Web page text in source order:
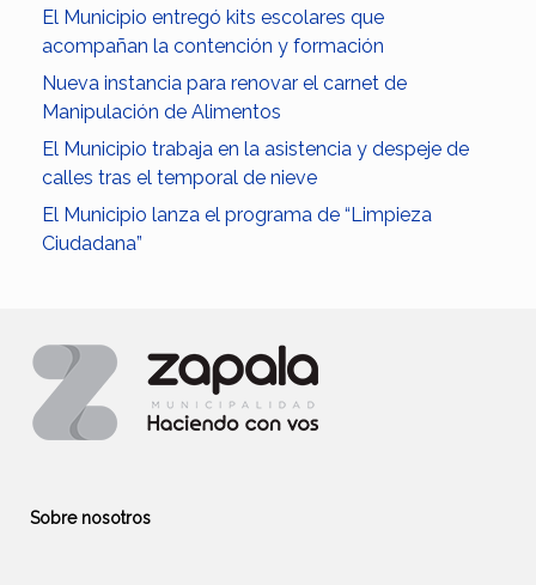
El Municipio entregó kits escolares que
acompañan la contención y formación
Nueva instancia para renovar el carnet de
Manipulación de Alimentos
El Municipio trabaja en la asistencia y despeje de
calles tras el temporal de nieve
El Municipio lanza el programa de “Limpieza
Ciudadana”
Sobre nosotros